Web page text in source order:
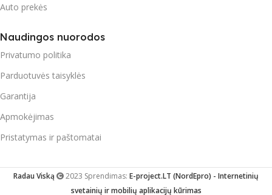
Auto prekės
Naudingos nuorodos
Privatumo politika
Parduotuvės taisyklės
Garantija
Apmokėjimas
Pristatymas ir paštomatai
Radau Viską 2023 Sprendimas: E-project.LT (NordEpro) - Internetinių
svetainių ir mobilių aplikacijų kūrimas